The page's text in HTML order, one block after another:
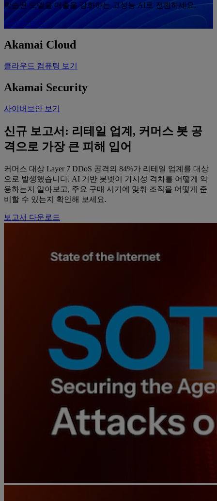
학습된 모델을 매출을 강화하는 고성능 AI로 전환하세요.
자세히 보기
Akamai Cloud
클라우드 컴퓨팅 보기
Akamai Security
사이버보안 보기
신규 보고서: 리테일 업계, 커머스 봇 공
격으로 가장 큰 피해 입어
커머스 대상 Layer 7 DDoS 공격의 84%가 리테일 업계를 대상
으로 발생했습니다. AI 기반 봇넷이 가시성 격차를 어떻게 악
용하는지 알아보고, 주요 구매 시기에 맞춰 조직을 어떻게 준
비할 수 있는지 확인해 보세요.
보고서 다운로드